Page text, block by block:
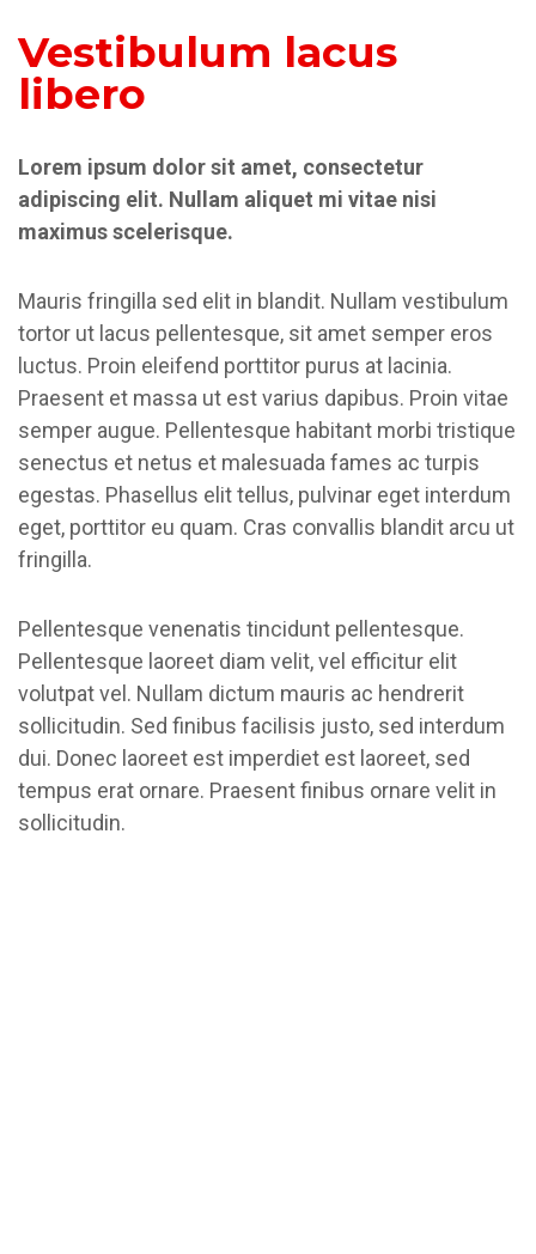
Vestibulum lacus
libero
Lorem ipsum dolor sit amet, consectetur
adipiscing elit. Nullam aliquet mi vitae nisi
maximus scelerisque.
Mauris fringilla sed elit in blandit. Nullam vestibulum
tortor ut lacus pellentesque, sit amet semper eros
luctus. Proin eleifend porttitor purus at lacinia.
Praesent et massa ut est varius dapibus. Proin vitae
semper augue. Pellentesque habitant morbi tristique
senectus et netus et malesuada fames ac turpis
egestas. Phasellus elit tellus, pulvinar eget interdum
eget, porttitor eu quam. Cras convallis blandit arcu ut
fringilla.
Pellentesque venenatis tincidunt pellentesque.
Pellentesque laoreet diam velit, vel efficitur elit
volutpat vel. Nullam dictum mauris ac hendrerit
sollicitudin. Sed finibus facilisis justo, sed interdum
dui. Donec laoreet est imperdiet est laoreet, sed
tempus erat ornare. Praesent finibus ornare velit in
sollicitudin.